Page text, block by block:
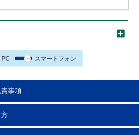
PC スマートフォン
事項